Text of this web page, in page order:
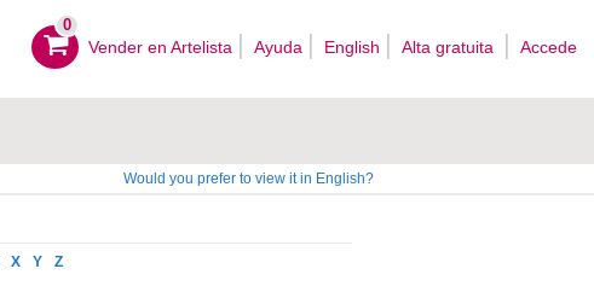
0
Vender en Artelista Ayuda English Alta gratuita Accede
Would you prefer to view it in English?
X Y Z